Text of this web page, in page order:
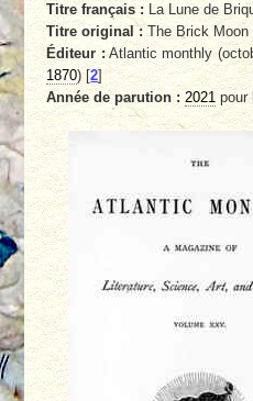
Titre français : La Lune de
Titre original :The Brick Moon
Éditeur :Atlantic monthly
1870) [2]
Année de parution : 2021 pour